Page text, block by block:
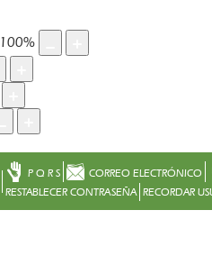
100%
P Q R S CORREO ELECTRÓNICO
RESTABLECER CONTRASEÑA RECORDAR